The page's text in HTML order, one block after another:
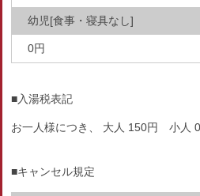
幼児[食事・寝具なし]
0円
■入湯税表記
お一人様につき、 大人 150円 小人
■キャンセル規定